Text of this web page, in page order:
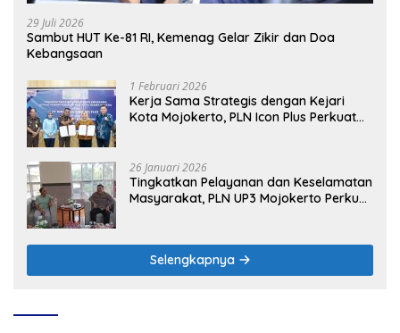
29 Juli 2026
Sambut HUT Ke-81 RI, Kemenag Gelar Zikir dan Doa
Kebangsaan
1 Februari 2026
Kerja Sama Strategis dengan Kejari
Kota Mojokerto, PLN Icon Plus Perkuat
26 Januari 2026
Tingkatkan Pelayanan dan Keselamatan
Masyarakat, PLN UP3 Mojokerto Perkuat
Selengkapnya